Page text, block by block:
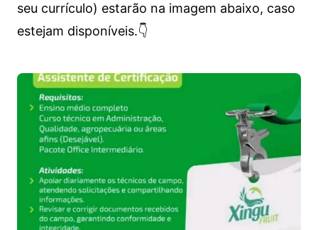
seu currículo) estarão na imagem abaixo, caso
estejam disponíveis.👇